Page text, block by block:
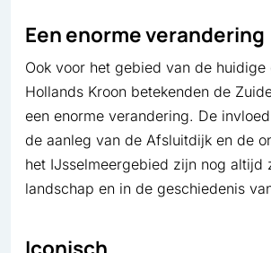
Een enorme verandering
Ook voor het gebied van de huidige
Hollands Kroon betekenden de
een enorme verandering. De
de aanleg van de Afsluitdijk en de
het IJsselmeergebied zijn nog altijd
landschap en in de geschiedenis